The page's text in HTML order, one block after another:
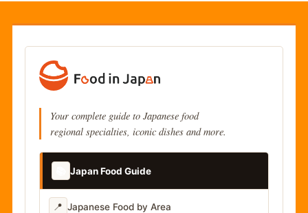
Your complete guide to Japanese food
regional specialties, iconic dishes and more.
Japan Food Guide
📍 Japanese Food by Area